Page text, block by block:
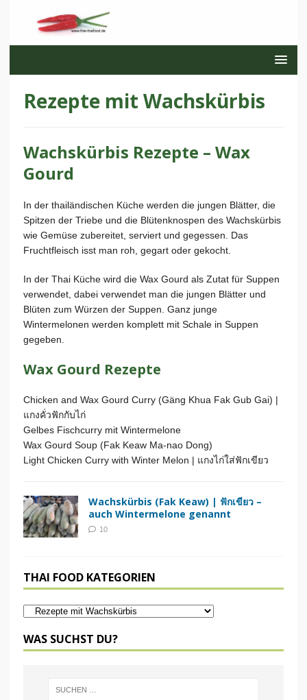
Rezepte mit Wachskürbis
Wachskürbis Rezepte – Wax
Gourd
In der thailändischen Küche werden die jungen Blätter, die
Spitzen der Triebe und die Blütenknospen des Wachskürbis
wie Gemüse zubereitet, serviert und gegessen. Das
Fruchtfleisch isst man roh, gegart oder gekocht.
In der Thai Küche wird die Wax Gourd als Zutat für Suppen
verwendet, dabei verwendet man die jungen Blätter und
Blüten zum Würzen der Suppen. Ganz junge
Wintermelonen werden komplett mit Schale in Suppen
gegeben.
Wax Gourd Rezepte
Chicken and Wax Gourd Curry (Gäng Khua Fak Gub Gai) |
แกงคั่วฟักกับไก่
Gelbes Fischcurry mit Wintermelone
Wax Gourd Soup (Fak Keaw Ma-nao Dong)
Light Chicken Curry with Winter Melon | แกงไก่ใส่ฟักเขียว
Wachskürbis (Fak Keaw) | ฟักเขียว –
auch Wintermelone genannt
10
THAI FOOD KATEGORIEN
WAS SUCHST DU?